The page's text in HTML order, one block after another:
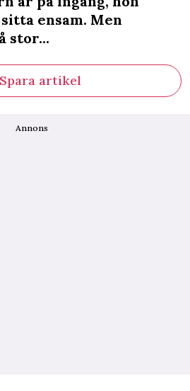
ensam. Men
stor...
Spara artikel
Annons